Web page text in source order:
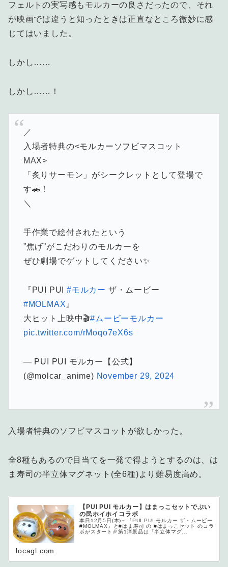
フェルトの実写感もモルカーの良さだったので、それ
が映画では違うと知ったときは正直なところ微妙に感
じてはいました。
しかし……
しかし……！
／
入場者特典の<モルカーソフビマスコット
MAX>
「炙りサーモン」がシークレットとして登場で
す🚗！
＼
手作業で絵付されたという
”焦げ”がこだわりのモルカーを
ぜひ劇場でゲットしてください✨
『PUI PUI #モルカー ザ・ムービー
#MOLMAX 』
大ヒット上映中🎬#ムービーモルカー
pic.twitter.com/rMoqo7eX6s
— PUI PUI モルカー【公式】
(@molcar_anime) November 29, 2024
入場者特典のソフビマスコットが欲しかった。
全8種もあるので目当てを一発で得ようとするのは、は
ま寿司の半立体マグネット(全6種)より難易度高め。
【PUI PUI モルカー】はまっこセットでぷい
の民ホイホイコラボ
本日12月5日(木)～『PUI PUI モルカー ザ・ムービー
#MOLMAX』と#はま寿司 の #はまっこセット のコラ
ボがスタート🎉第1弾景品は「半立体マグ...
locagl.com